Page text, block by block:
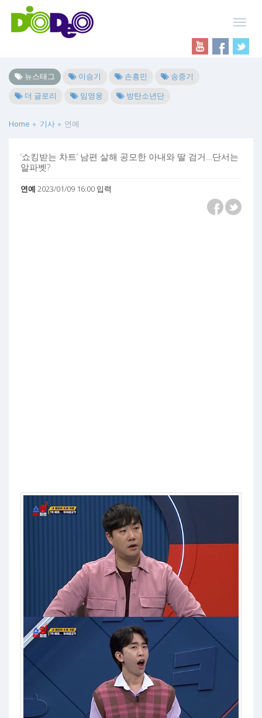
뉴스태그 이승기 손흥민
송중기
더 글로리
임영웅 방탄소년단
Home 기사 연예
‘쇼킹받는 차트’ 남편 살해 공모한 아내와 딸 검거…단서는
알파벳?
연예 2023/01/09 16:00 입력